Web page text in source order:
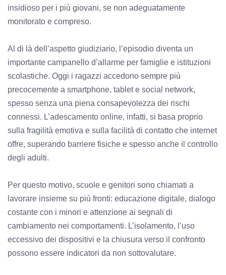
insidioso per i più giovani, se non adeguatamente
monitorato e compreso.
Al di là dell’aspetto giudiziario, l’episodio diventa un
importante campanello d’allarme per famiglie e istituzioni
scolastiche. Oggi i ragazzi accedono sempre più
precocemente a smartphone, tablet e social network,
spesso senza una piena consapevolezza dei rischi
connessi. L’adescamento online, infatti, si basa proprio
sulla fragilità emotiva e sulla facilità di contatto che internet
offre, superando barriere fisiche e spesso anche il controllo
degli adulti.
Per questo motivo, scuole e genitori sono chiamati a
lavorare insieme su più fronti: educazione digitale, dialogo
costante con i minori e attenzione ai segnali di
cambiamento nei comportamenti. L’isolamento, l’uso
eccessivo dei dispositivi e la chiusura verso il confronto
possono essere indicatori da non sottovalutare.